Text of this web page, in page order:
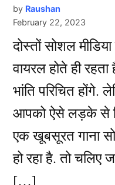
by Raushan
February 22, 2023
दोस्तों सोशल
वायरल होते ही
भांति परिचित
आपको ऐसे लड़के से
एक खूबसूरत गाना
हो रहा है. तो
[…]